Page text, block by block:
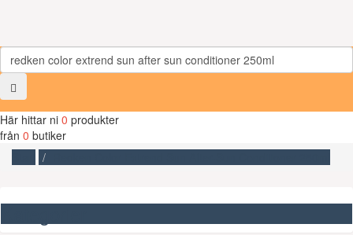
Här hittar ni 0 produkter
från 0 butiker